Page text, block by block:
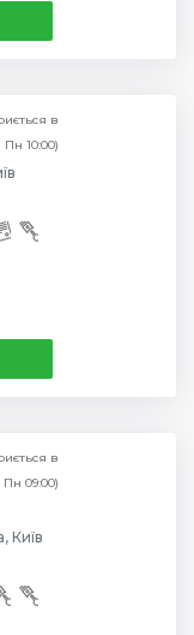
в
Пн 10:00)
в
Пн 09:00)
Київ